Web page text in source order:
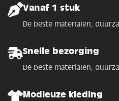
Vanaf 1 stuk
De beste materialen,
Snelle bezorging
De beste materialen,
Modieuze kleding